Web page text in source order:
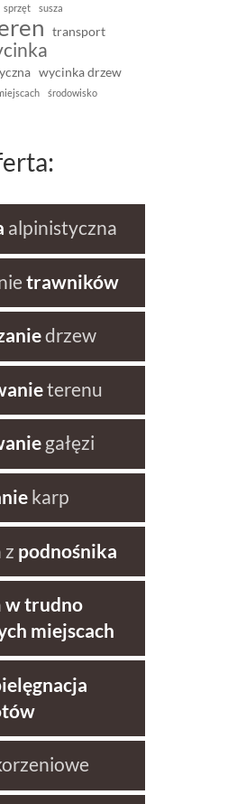
sprzęt susza
transport
wycinka drzew
środowisko
alpinistyczna
trawników
drzew
terenu
gałęzi
karp
z podnośnika
w trudno
miejscach